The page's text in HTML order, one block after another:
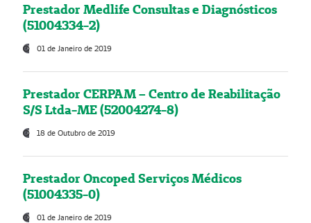
Prestador Medlife Consultas e Diagnósticos
(51004334-2)
01 de Janeiro de 2019
Prestador CERPAM – Centro de Reabilitação
S/S Ltda-ME (52004274-8)
18 de Outubro de 2019
Prestador Oncoped Serviços Médicos
(51004335-0)
01 de Janeiro de 2019